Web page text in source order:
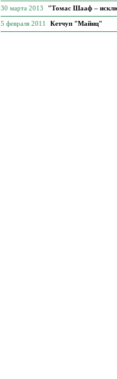
30 марта 2013 "Томас Шааф –
5 февраля 2011 Кетчуп "Майнц"